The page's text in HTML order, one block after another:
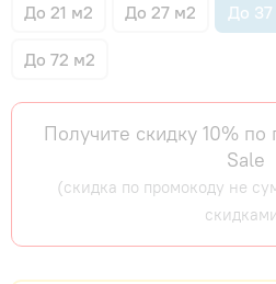
До 21 м2 До 27 м2 До
До 72 м2
Получите скидку 10%
Sale
(скидка по промокоду не